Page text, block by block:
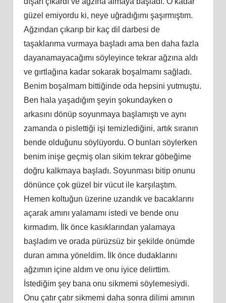
güzel emiyordu ki, neye uğradığımı şaşırmıştım.
Ağzından çıkarıp bir kaç dil darbesi de
taşaklarıma vurmaya başladı ama ben daha fazla
dayanamayacağımı söyleyince tekrar ağzına aldı
ve gırtlağına kadar sokarak boşalmamı sağladı.
Benim boşalmam bittiğinde oda hepsini yutmuştu.
Ben hala yaşadığım şeyin şokundayken o
arkasını dönüp soyunmaya başlamıştı ve aynı
zamanda o pislettiği işi temizlediğini, artık sıranın
bende olduğunu söylüyordu. O bunları söylerken
benim inişe geçmiş olan sikim tekrar göbeğime
doğru kalkmaya başladı. Soyunması bitip onunu
dönünce çok güzel bir vücut ile karşılaştım.
Hemen koltuğun üzerine uzandık ve bacaklarını
açarak amını yalamamı istedi ve bende onu
kırmadım. İlk önce kasıklarından yalamaya
başladım ve orada pürüzsüz bir şekilde önümde
duran amına yöneldim. İlk önce dudaklarını
ağzımın içine aldım ve onu iyice delirttim.
İstediğim şey bana onu sikmemi söylemesiydi.
Onu çatır çatır sikmemi daha sonra dilimi amının